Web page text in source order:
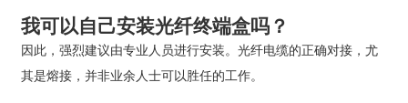
我可以自己安装光纤终端盒吗？
因此，强烈建议由专业人员进行安装。光纤电缆的正确对接，尤
其是熔接，并非业余人士可以胜任的工作。